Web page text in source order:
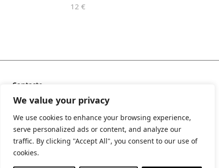
We value your privacy
We use cookies to enhance your browsing experience,
serve personalized ads or content, and analyze our
traffic. By clicking "Accept All", you consent to our use of
cookies.
12 €
Contacte
Carrer Riera, 54 08393 Caldes d’Estrac
+34 937 913 593
fundaciopalau@fundaciopalau.cat